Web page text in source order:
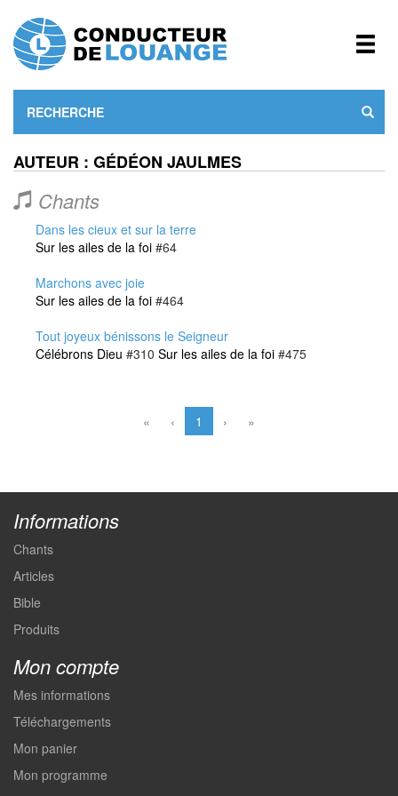
AUTEUR : GÉDÉON JAULMES
Chants
Dans les cieux et sur la terre
Sur les ailes de la foi #64
Marchons avec joie
Sur les ailes de la foi #464
Tout joyeux bénissons le Seigneur
Célébrons Dieu #310 Sur les ailes de la foi #475
« ‹ 1 › »
Informations
Chants
Articles
Bible
Produits
Mon compte
Mes informations
Téléchargements
Mon panier
Mon programme